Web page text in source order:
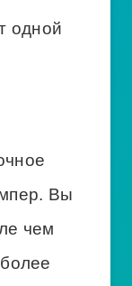
одной
Вы
чем